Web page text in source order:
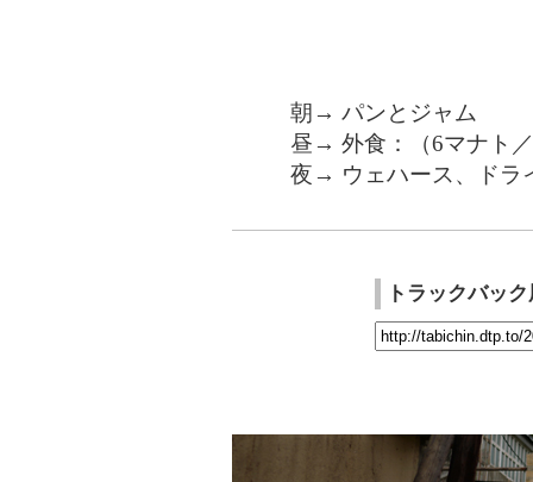
朝→ パンとジャム
昼→ 外食：（6マナト
夜→ ウェハース、ドラ
トラックバッ